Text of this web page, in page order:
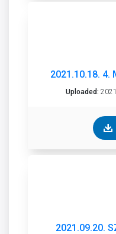
2021.10.18. 4.
Uploaded:
2021.09.20.